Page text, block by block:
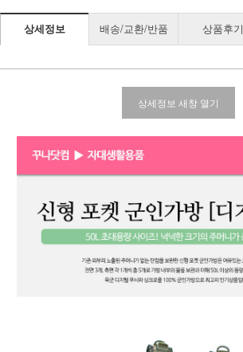
상세정보 배송/교환/반품 상품후기
상세정보 새창 열기